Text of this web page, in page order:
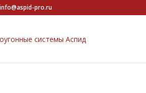
info@aspid-pro.ru